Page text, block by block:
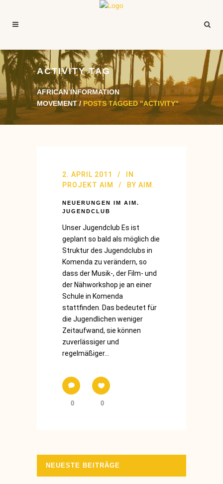
ACTIVITY TAG
AFRICAN INFORMATION
MOVEMENT/POSTS TAGGED "ACTIVITY"
2. APRIL 2011
IN
PROJEKT AIM
BY AIM.
NEUERUNGEN IM AIM.
JUGENDCLUB
Unser Jugendclub Es ist
geplant so bald als möglich die
Struktur des Jugendclubs in
Komenda zu verändern, so
dass der Musik-, der Film- und
der Nähworkshop je an einer
Schule in Komenda
stattfinden. Das bedeutet für
die Jugendlichen weniger
Zeitaufwand, sie können
zuverlässiger und
regelmäßiger...
0 0
NEUESTE BEITRÄGE